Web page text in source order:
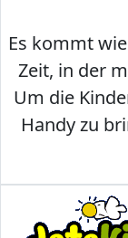
Es kommt
Zeit, in der
Um die
Handy zu